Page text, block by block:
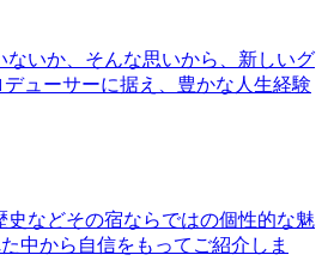
いか、そんな思いから、新しいグ
ューサーに据え、豊かな人生経験
などその宿ならではの個性的な魅
中から自信をもってご紹介しま